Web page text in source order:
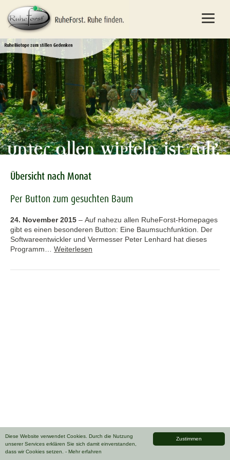
Zustimmen
Diese Website verwendet Cookies. Durch die Nutzung
unserer Services erklären Sie sich damit einverstanden,
dass wir Cookies setzen. - Mehr erfahren
Übersicht nach Monat
Per Button zum gesuchten Baum
24. November 2015 – Auf nahezu allen RuheForst-Homepages
gibt es einen besonderen Button: Eine Baumsuchfunktion. Der
Softwareentwickler und Vermesser Peter Lenhard hat dieses
Programm… Weiterlesen